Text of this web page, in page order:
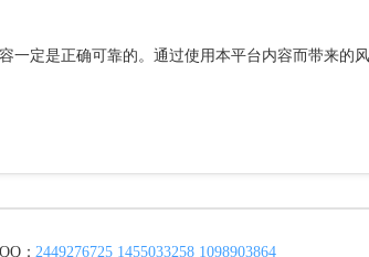
一定是正确可靠的。通过使用本平台内容而带来的
：2449276725 1455033258 1098903864